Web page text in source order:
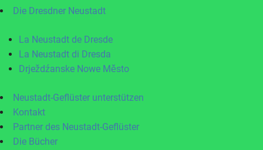
Die Dresdner Neustadt
La Neustadt de Dresde
La Neustadt di Dresda
Drježdźanske Nowe Město
Neustadt-Geflüster unterstützen
Kontakt
Partner des Neustadt-Geflüster
Die Bücher